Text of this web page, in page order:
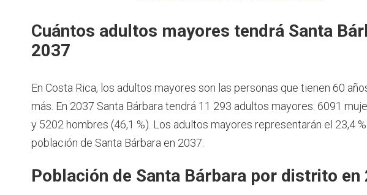
Cuántos adultos mayores tendrá Santa
2037
En Costa Rica, los adultos mayores son las personas que tienen 60
más. En 2037 Santa Bárbara tendrá 11 293 adultos mayores: 6091
y 5202 hombres (46,1 %). Los adultos mayores representarán el 23,4
población de Santa Bárbara en 2037.
Población de Santa Bárbara por distrito en